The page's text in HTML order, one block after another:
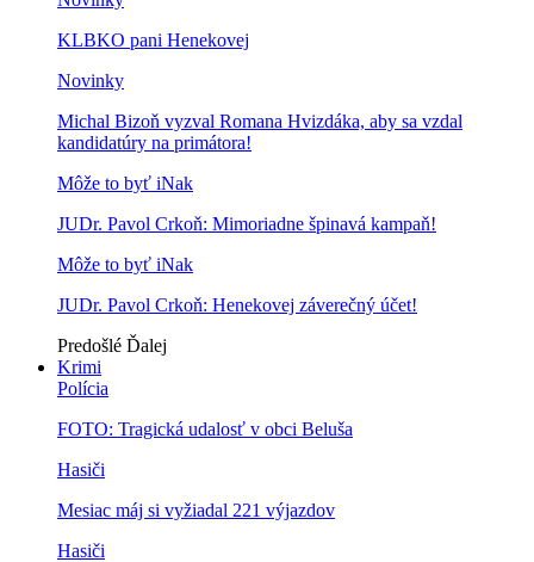
KLBKO pani Henekovej
Novinky
Michal Bizoň vyzval Romana Hvizdáka, aby sa vzdal
kandidatúry na primátora!
Môže to byť iNak
JUDr. Pavol Crkoň: Mimoriadne špinavá kampaň!
Môže to byť iNak
JUDr. Pavol Crkoň: Henekovej záverečný účet!
Predošlé Ďalej
Krimi
Polícia
FOTO: Tragická udalosť v obci Beluša
Hasiči
Mesiac máj si vyžiadal 221 výjazdov
Hasiči